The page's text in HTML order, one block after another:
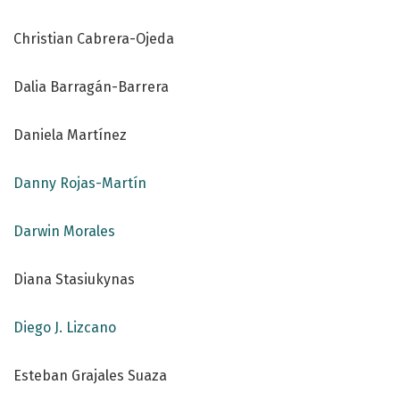
Christian Cabrera-Ojeda
Dalia Barragán-Barrera
Daniela Martínez
Danny Rojas-Martín
Darwin Morales
Diana Stasiukynas
Diego J. Lizcano
Esteban Grajales Suaza